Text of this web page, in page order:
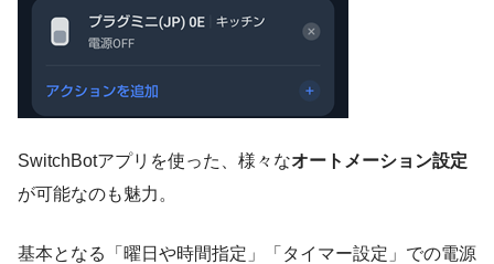
SwitchBotアプリを使った、様々なオートメーション設定
が可能なのも魅力。
基本となる「曜日や時間指定」「タイマー設定」での電源